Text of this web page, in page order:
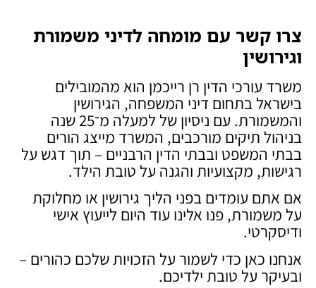
צרו קשר עם מומחה לדיני משמורת
וגירושין
משרד עורכי הדין רן רייכמן הוא מהמובילים
בישראל בתחום דיני המשפחה, הגירושין
והמשמורת. עם ניסיון של למעלה מ־25 שנה
בניהול תיקים מורכבים, המשרד מייצג הורים
בבתי המשפט ובבתי הדין הרבניים – תוך דגש על
רגישות, מקצועיות והגנה על טובת הילד.
אם אתם עומדים בפני הליך גירושין או מחלוקת
על משמורת, פנו אלינו עוד היום לייעוץ אישי
ודיסקרטי.
אנחנו כאן כדי לשמור על הזכויות שלכם כהורים –
ובעיקר על טובת ילדיכם.